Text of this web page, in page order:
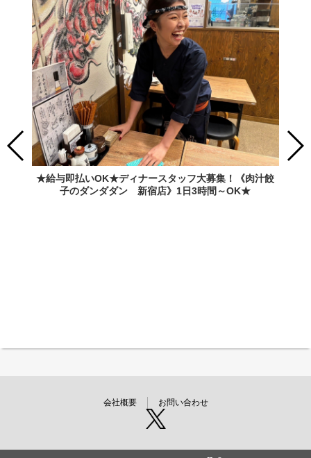
★給与即払いOK★ディナースタッフ大募集！《肉汁餃
子のダンダダン 新宿店》1日3時間～OK★
会社概要 お問い合わせ